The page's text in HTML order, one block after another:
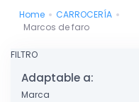
Home
CARROCERÍA
Marcos de faro
FILTRO
Adaptable a:
Marca